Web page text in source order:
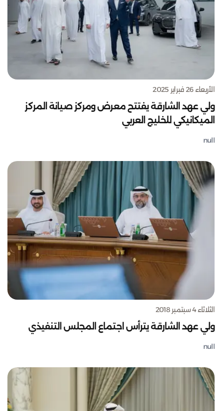
الأربعاء 26 فبراير 2025
ولي عهد الشارقة يفتتح معرض ومركز صيانة المركز
الميكانيكي للخليج العربي
null
الثلاثاء 4 سبتمبر 2018
ولي عهد الشارقة يترأس اجتماع المجلس التنفيذي
null